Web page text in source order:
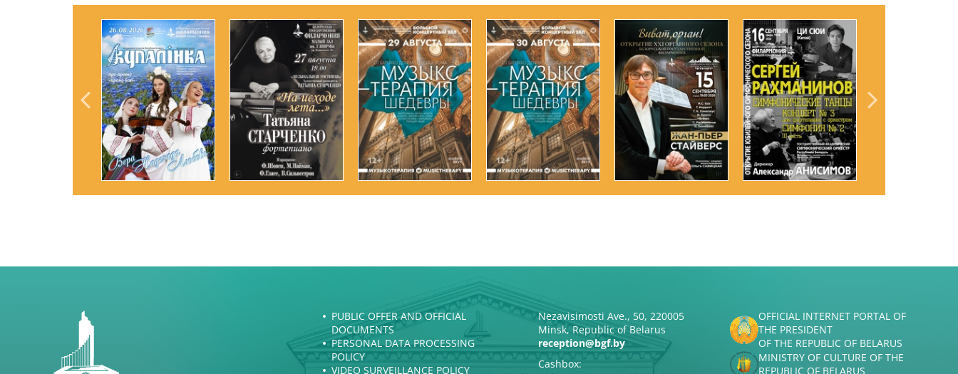
PUBLIC OFFER AND OFFICIAL
DOCUMENTS
PERSONAL DATA PROCESSING
POLICY
VIDEO SURVEILLANCE POLICY
Nezavisimosti Ave., 50, 220005
Minsk, Republic of Belarus
reception@bgf.by
Cashbox:
OFFICIAL INTERNET PORTAL OF
THE PRESIDENT
OF THE REPUBLIC OF BELARUS
MINISTRY OF CULTURE OF THE
REPUBLIC OF BELARUS